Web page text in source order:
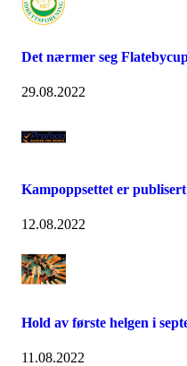
Det nærmer seg
29.08.2022
Kampoppsettet er publisert
12.08.2022
Hold av første helgen i
11.08.2022